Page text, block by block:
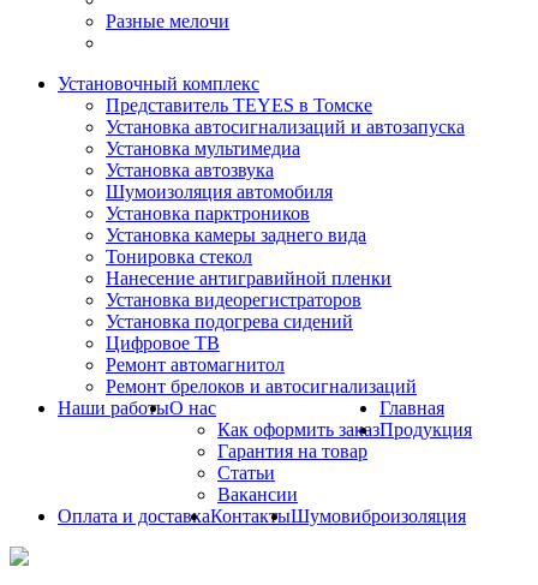
Разные мелочи
Установочный комплекс
Представитель TEYES в Томске
Установка автосигнализаций и автозапуска
Установка мультимедиа
Установка автозвука
Шумоизоляция автомобиля
Установка парктроников
Установка камеры заднего вида
Тонировка стекол
Нанесение антигравийной пленки
Установка видеорегистраторов
Установка подогрева сидений
Цифровое ТВ
Ремонт автомагнитол
Ремонт брелоков и автосигнализаций
Наши работыО нас
Как оформить заказ
Гарантия на товар
Статьи
Вакансии
Оплата и доставкаКонтакты
Главная
Продукция
Шумовиброизоляция